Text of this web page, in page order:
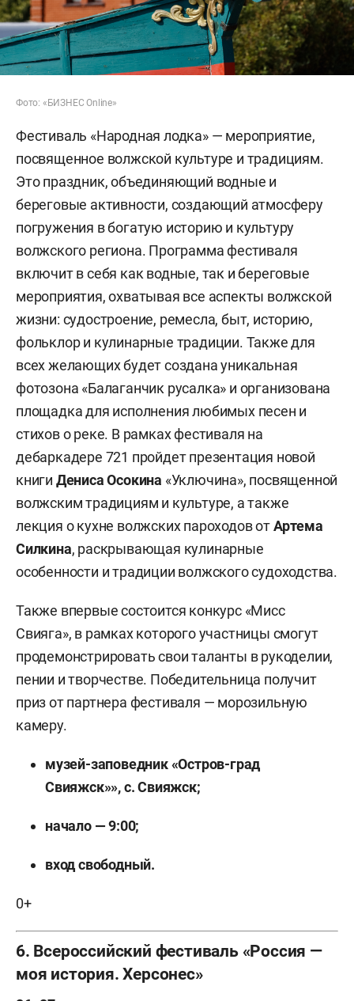
Фото: «БИЗНЕС Online»
Фестиваль «Народная лодка» — мероприятие,
посвященное волжской культуре и традициям.
Это праздник, объединяющий водные и
береговые активности, создающий атмосферу
погружения в богатую историю и культуру
волжского региона. Программа фестиваля
включит в себя как водные, так и береговые
мероприятия, охватывая все аспекты волжской
жизни: судостроение, ремесла, быт, историю,
фольклор и кулинарные традиции. Также для
всех желающих будет созданауникальная
фотозона «Балаганчик русалка» и организована
площадка для исполнения любимых песен и
стихов о реке. В рамках фестиваля на
дебаркадере 721 пройдетпрезентация новой
книги Дениса Осокина «Уключина», посвященной
волжским традициям и культуре, а также
лекция о кухне волжских пароходов отАртема
Силкина, раскрывающая кулинарные
особенности и традиции волжского судоходства.
Также впервые состоится конкурс «Мисс
Свияга», в рамках которого участницы смогут
продемонстрировать свои таланты в рукоделии,
пении и творчестве. Победительница получит
приз от партнера фестиваля — морозильную
камеру.
музей-заповедник «Остров-град
Свияжск»», с. Свияжск;
начало — 9:00;
вход свободный.
0+
6. Всероссийский фестиваль «Россия —
моя история. Херсонес»